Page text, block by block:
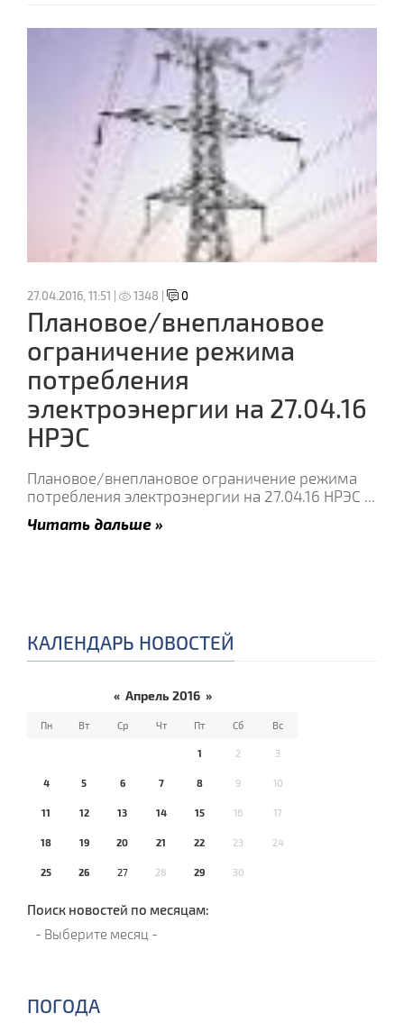
27.04.2016, 11:51 | 1348 | 0
Плановое/внеплановое
ограничение режима
потребления
электроэнергии на 27.04.16
НРЭС
Плановое/внеплановое ограничение режима
потребления электроэнергии на 27.04.16 НРЭС ...
Читать дальше »
КАЛЕНДАРЬ НОВОСТЕЙ
« Апрель 2016 »
Пн Вт Ср Чт Пт Сб Вс
1 2 3
4 5 6 7 8 9 10
11 12 13 14 15 16 17
18 19 20 21 22 23 24
25 26 27 28 29 30
Поиск новостей по месяцам:
ПОГОДА